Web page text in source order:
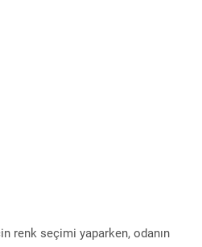
renk seçimi yaparken, odanın